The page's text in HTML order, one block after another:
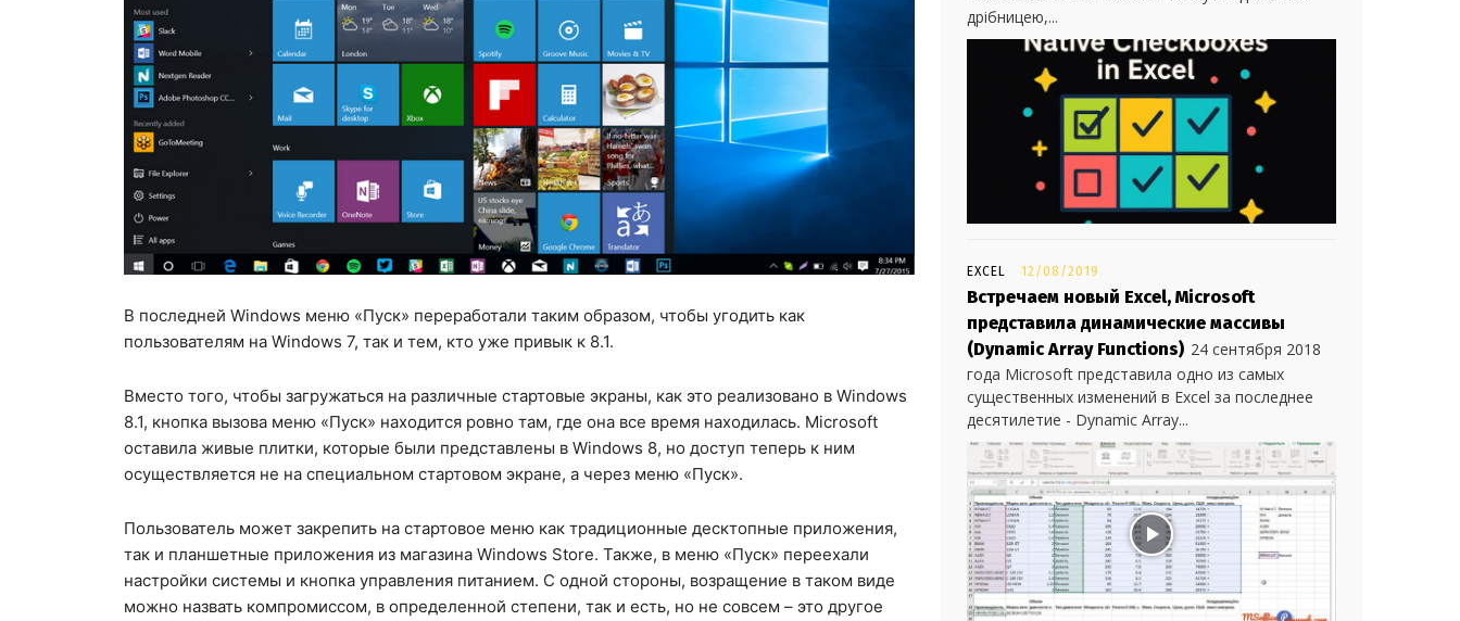
В последней Windows меню «Пуск» переработали таким образом, чтобы угодить как
пользователям на Windows 7, так и тем, кто уже привык к 8.1.
Вместо того, чтобы загружаться на различные стартовые экраны, как это реализовано в Windows
8.1, кнопка вызова меню «Пуск» находится ровно там, где она все время находилась. Microsoft
оставила живые плитки, которые были представлены в Windows 8, но доступ теперь к ним
осуществляется не на специальном стартовом экране, а через меню «Пуск».
Пользователь может закрепить на стартовое меню как традиционные десктопные приложения,
так и планшетные приложения из магазина Windows Store. Также, в меню «Пуск» переехали
настройки системы и кнопка управления питанием. С одной стороны, возращение в таком виде
можно назвать компромиссом, в определенной степени, так и есть, но не совсем – это другое
дрібницею,...
EXCEL 12/08/2019
Встречаем новый Excel, Microsoft
представила динамические массивы
(Dynamic Array Functions) 24 сентября 2018
года Microsoft представила одно из самых
существенных изменений в Excel за последнее
десятилетие - Dynamic Array...